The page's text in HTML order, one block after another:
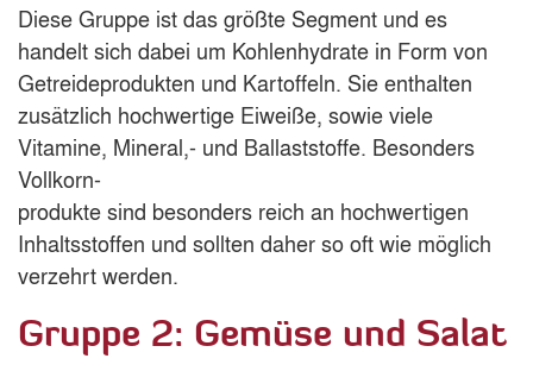
Diese Gruppe ist das größte Segment und es
handelt sich dabei um Kohlenhydrate in Form von
Getreideprodukten und Kartoffeln. Sie enthalten
zusätzlich hochwertige Eiweiße, sowie viele
Vitamine, Mineral,- und Ballaststoffe. Besonders
Vollkorn-
produkte sind besonders reich an hochwertigen
Inhaltsstoffen und sollten daher so oft wie möglich
verzehrt werden.
Gruppe 2: Gemüse und Salat